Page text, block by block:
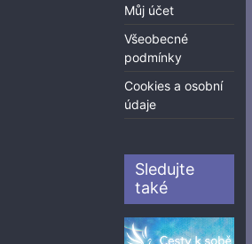
Můj účet
Všeobecné
podmínky
Cookies a osobní
údaje
Sledujte
také